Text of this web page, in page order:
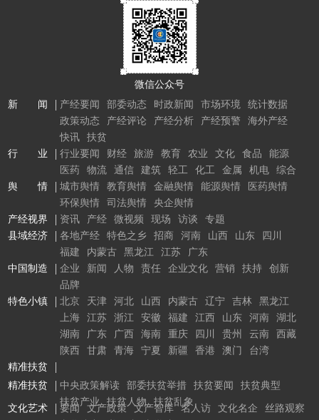
微信公众号
新 闻
产经要闻 部委动态 时政新闻 市场环境
统计数据
政策动态
产经评论 产经分析 产经预警
海外产经
快讯
扶贫
行 业
行业要闻 财经 旅游 教育 农业 文化 食品
能源
医药
物流 通信 建筑 轻工 化工 金属 机电
综合
舆 情
城市舆情 教育舆情 金融舆情 能源舆情
医药舆情
环保舆情
司法舆情
央企舆情
产经视界
资讯 产经 微视频 现场 访谈
专题
县域经济
各地产经 特色之乡 招商 河南 山西 山东
四川
福建
内蒙古 黑龙江 江苏
广东
中国制造
企业 新闻 人物 责任 企业文化 营销 扶持
创新
品牌
特色小镇
北京 天津 河北 山西 内蒙古 辽宁 吉林
黑龙江
上海
江苏 浙江 安徽 福建 江西 山东 河南
湖北
湖南
广东 广西 海南 重庆 四川 贵州 云南
西藏
陕西
甘肃 青海 宁夏 新疆 香港 澳门
台湾
精准扶贫
文化艺术 要闻 文产政策 文产智库 名人访 文化名企
丝路观察
精准扶贫 中央政策解读 部委扶贫举措 扶贫要闻
扶贫典型
扶贫产业
扶贫人物 扶贫乱象